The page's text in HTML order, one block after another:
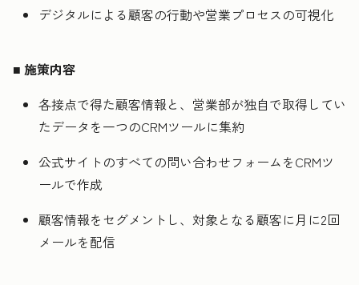
デジタルによる顧客の行動や営業プロセスの可視化
■ 施策内容
各接点で得た顧客情報と、営業部が独自で取得してい
たデータを一つのCRMツールに集約
公式サイトのすべての問い合わせフォームをCRMツ
ールで作成
顧客情報をセグメントし、対象となる顧客に月に2回
メールを配信